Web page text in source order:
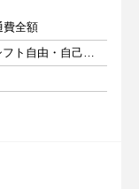
全額
週3日以上 1日4時間以上 シフト自由・自己申告